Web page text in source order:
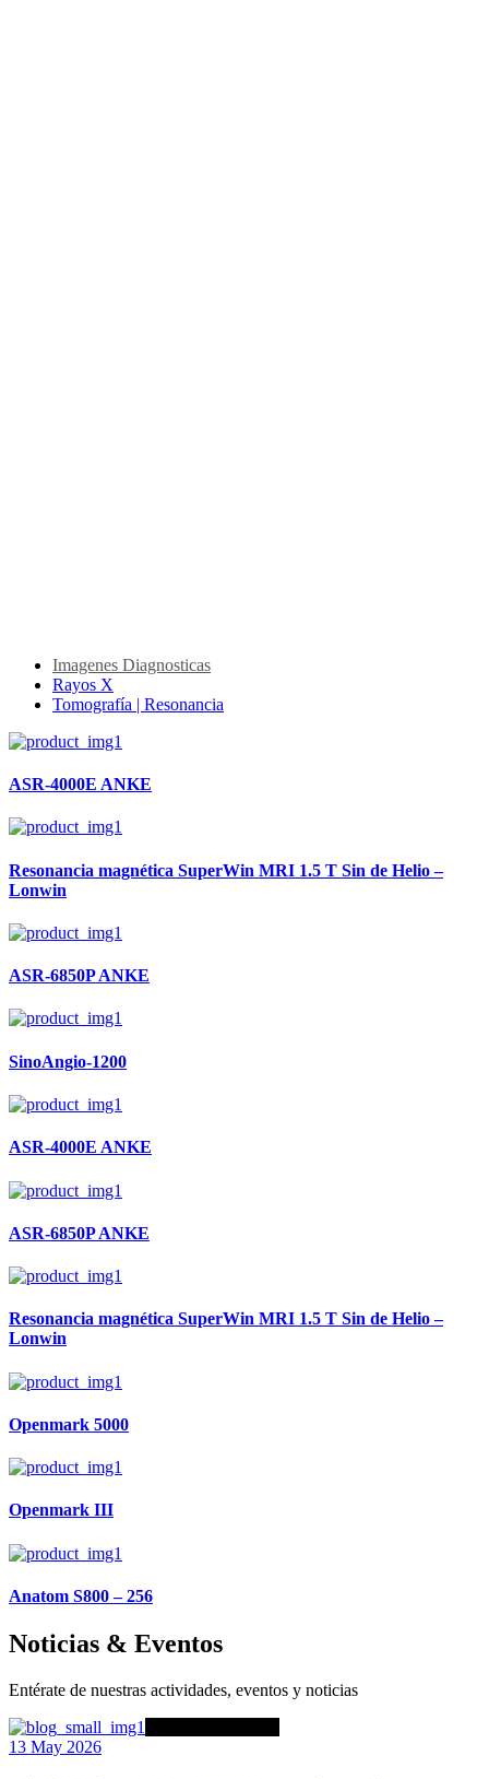
Imagenes Diagnosticas
Rayos X
Tomografía | Resonancia
ASR-4000E ANKE
Resonancia magnética SuperWin MRI 1.5 T Sin de Helio –
Lonwin
ASR-6850P ANKE
SinoAngio-1200
ASR-4000E ANKE
ASR-6850P ANKE
Resonancia magnética SuperWin MRI 1.5 T Sin de Helio –
Lonwin
Openmark 5000
Openmark III
Anatom S800 – 256
Noticias & Eventos
Entérate de nuestras actividades, eventos y noticias
13 May 2026